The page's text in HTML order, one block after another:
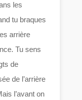
les
tu braques
arrière
Tu sens
de
de l’arrière
l’avant on